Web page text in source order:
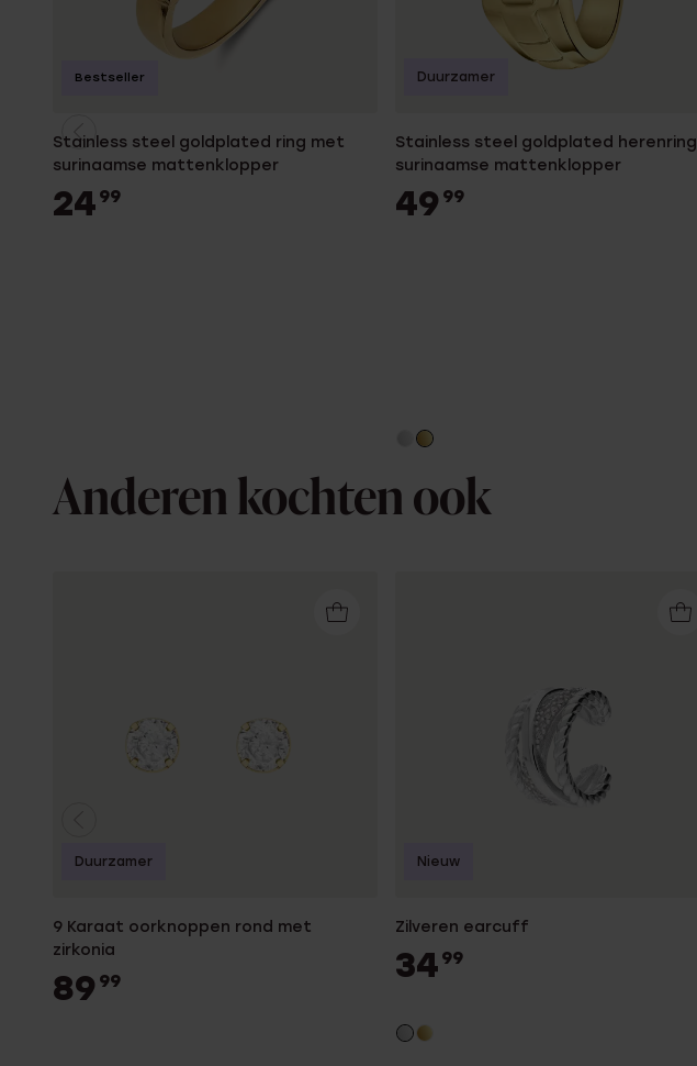
Stainless steel goldplated ring met
surinaamse mattenklopper
24 99
Bestseller
Stainless steel goldplated herenring
surinaamse mattenklopper
49 99
Duurzamer
Anderen kochten ook
9 Karaat oorknoppen rond met
zirkonia
89 99
Duurzamer
Zilveren earcuff
34 99
Nieuw